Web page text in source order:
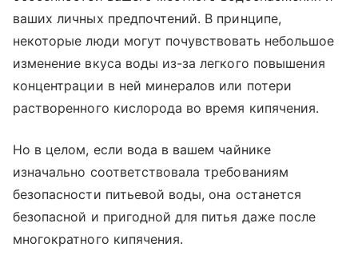
ваших личных предпочтений. В принципе,
некоторые люди могут почувствовать небольшое
изменение вкуса воды из-за легкого повышения
концентрации в ней минералов или потери
растворенного кислорода во время кипячения.
Но в целом, если вода в вашем чайнике
изначально соответствовала требованиям
безопасности питьевой воды, она останется
безопасной и пригодной для питья даже после
многократного кипячения.